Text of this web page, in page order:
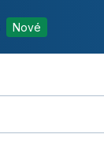
Nové